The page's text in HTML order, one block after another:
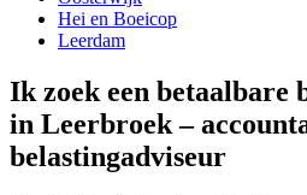
Hei en Boeicop
Leerdam
Ik zoek een betaalbare
in Leerbroek –
belastingadviseur